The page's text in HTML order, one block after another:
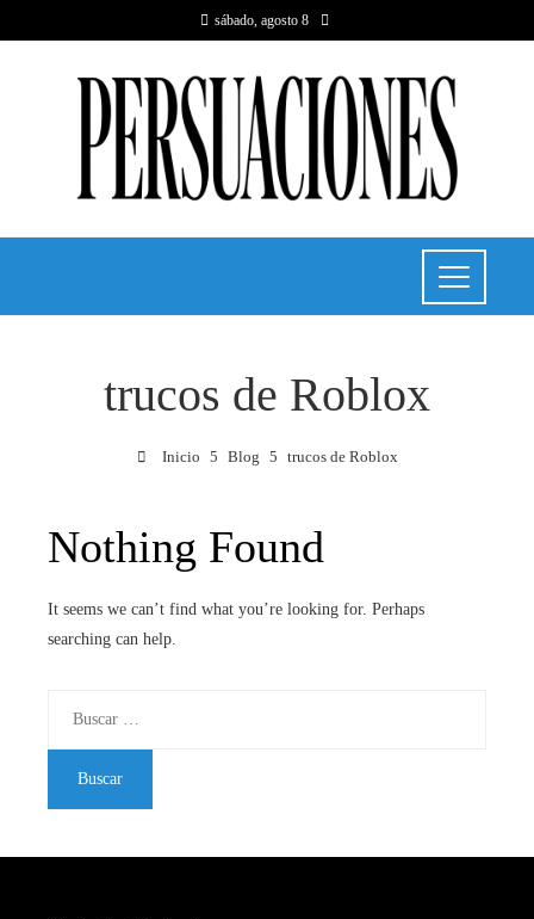
sábado, agosto 8
trucos de Roblox
Inicio Blog trucos de Roblox
Nothing Found
It seems we can’t find what you’re looking for. Perhaps
searching can help.